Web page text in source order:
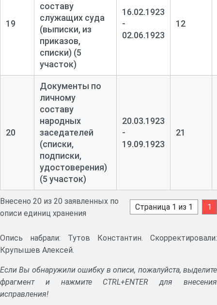
19
составу
служащих суда
(выписки, из
приказов,
списки) (5
участок)
16.02.1923
-
02.06.1923
12
20
Документы по
личному
составу
народных
заседателей
(списки,
подписки,
удостоверения)
(5 участок)
20.03.1923
-
19.09.1923
21
Внесено 20 из 20 заявленных по
описи единиц хранения
Страница 1 из 1 1
Опись набрали: Тутов Константин. Скорректировали:
Крупышев Алексей.
Если Вы обнаружили ошибку в описи, пожалуйста, выделите
фрагмент и нажмите CTRL+ENTER для внесения
исправления!